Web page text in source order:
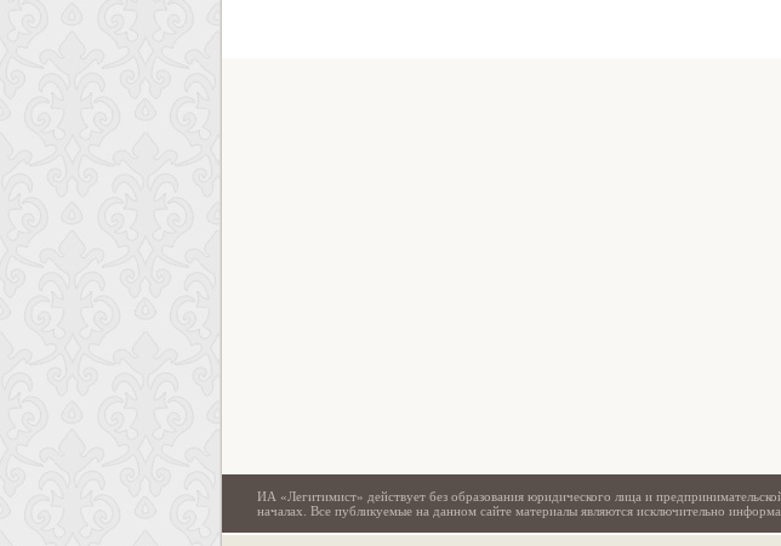
ИА «Легитимист» действует без образования юридического лица и
началах. Все публикуемые на данном сайте материалы являются исключительно